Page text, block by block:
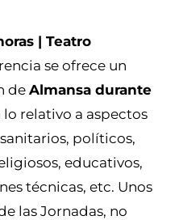
| Teatro
se ofrece un
deAlmansa durante
lo relativo a aspectos
políticos,
educativos,
técnicas, etc. Unos
las Jornadas, no